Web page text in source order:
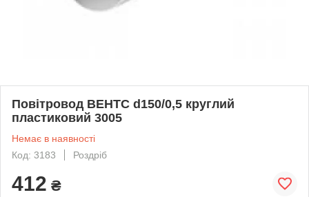
Повітровод ВЕНТС d150/0,5 круглий
пластиковий 3005
Немає в наявності
Код: 3183
Роздріб
412 ₴